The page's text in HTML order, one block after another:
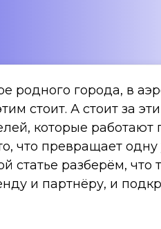
родного города, в
стоит. А стоит за
которые
что превращает
разберём, что
и партнёру, и